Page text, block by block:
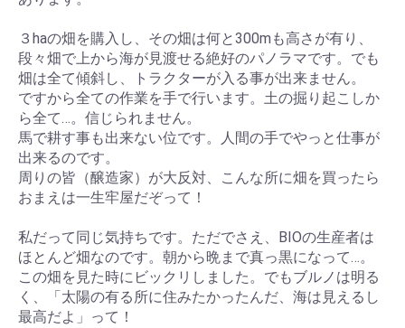
３haの畑を購入し、その畑は何と300mも高さが有り、
段々畑で上から海が見渡せる絶好のパノラマです。でも
畑は全て傾斜し、トラクターが入る事が出来ません。
ですから全ての作業を手で行います。土の掘り起こしか
ら全て…。信じられません。
馬で耕す事も出来ない位です。人間の手でやっと仕事が
出来るのです。
周りの皆（醸造家）が大反対、こんな所に畑を買ったら
おまえは一生牢屋だぞって！
私だって同じ気持ちです。ただでさえ、BIOの生産者は
ほとんど畑なのです。朝から晩まで真っ黒になって…。
この畑を見た時にビックリしました。でもブルノは明る
く、「太陽の有る所に住みたかったんだ、海は見えるし
最高だよ」って！